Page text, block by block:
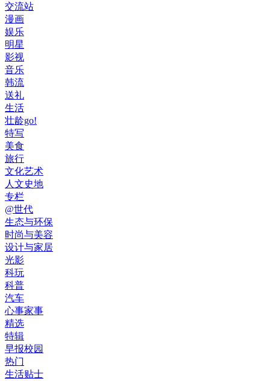
交流站
漫画
娱乐
明星
影视
音乐
韩流
送礼
生活
壮龄go!
特写
美食
旅行
文化艺术
人文史地
专栏
@世代
生态与环保
时尚与美容
设计与家居
光影
科玩
科普
汽车
心事家事
精选
特辑
早报校园
热门
生活贴士